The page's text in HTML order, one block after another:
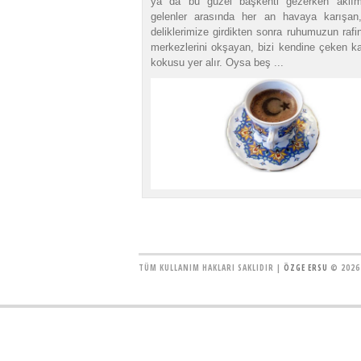
gelenler arasında her an havaya
deliklerimize girdikten sonra ruhumuzun
merkezlerini okşayan, bizi kendine çeken
kokusu yer alır. Oysa beş ...
TÜM KULLANIM HAKLARI SAKLIDIR | ÖZGE ERSU © 2026